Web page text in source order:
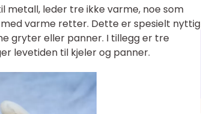
metall, leder tre ikke varme, noe som
varme retter. Dette er spesielt nyttig
gryter eller panner. I tillegg er tre
levetiden til kjeler og panner.